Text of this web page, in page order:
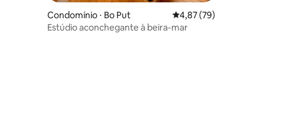
Condomínio ⋅ Bo Put 4,87 de uma avaliação média de
4,87 (79)
Estúdio aconchegante à beira-mar